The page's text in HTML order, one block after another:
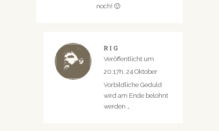
noch! 🙂
RIG
Veröffentlicht um
20:17h, 24 Oktober
Vorbildliche Geduld
wird am Ende belohnt
werden …